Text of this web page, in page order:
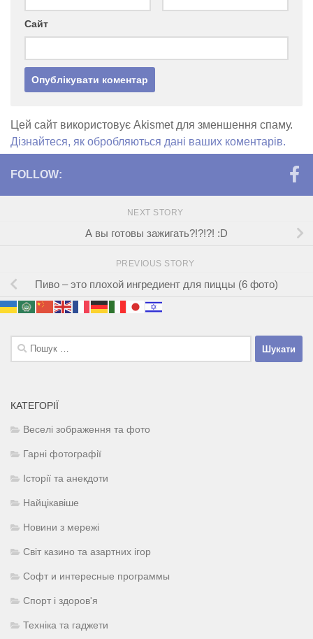
Сайт
Цей сайт використовує Akismet для зменшення спаму.
Дізнайтеся, як обробляються дані ваших коментарів.
FOLLOW:
NEXT STORY
А вы готовы зажигать?!?!?! :D
PREVIOUS STORY
Пиво – это плохой ингредиент для пиццы (6 фото)
Пошук:
КАТЕГОРІЇ
Веселі зображення та фото
Гарні фотографії
Історії та анекдоти
Найцікавіше
Новини з мережі
Світ казино та азартних ігор
Софт и интересные программы
Спорт і здоров'я
Техніка та гаджети